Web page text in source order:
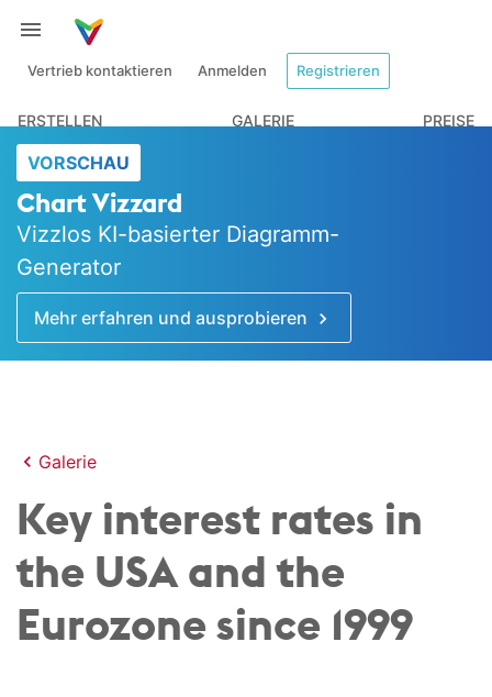
Vertrieb kontaktieren Anmelden Registrieren
ERSTELLEN GALERIE PREISE
VORSCHAU
Chart Vizzard
Vizzlos KI-basierter Diagramm-
Generator
Mehr erfahren und ausprobieren
Galerie
Key interest rates in
the USA and the
Eurozone since 1999